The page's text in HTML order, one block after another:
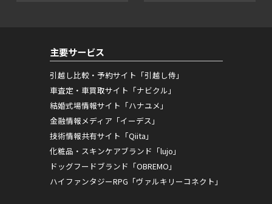
主要サービス
引越し比較・予約サイト「引越し侍」
車査定・車買取サイト「ナビクル」
結婚式場情報サイト「ハナユメ」
金融情報メディア「イーデス」
技術情報共有サイト「Qiita」
化粧品・スキンケアブランド「lujo」
ドッグフードブランド「OBREMO」
ハイファンタジーRPG「ヴァルキリーコネクト」